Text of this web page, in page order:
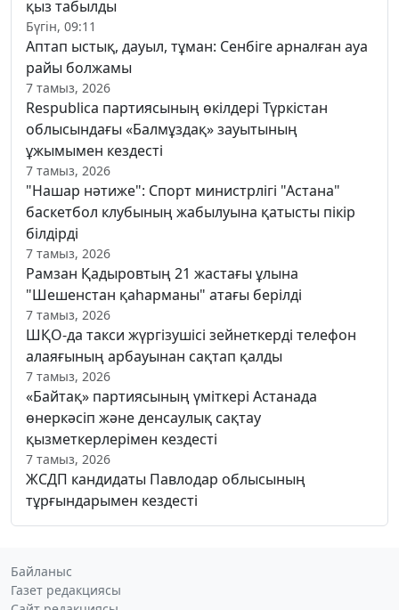
қыз табылды
Бүгін, 09:11
Аптап ыстық, дауыл, тұман: Сенбіге арналған ауа
райы болжамы
7 тамыз, 2026
Respublica партиясының өкілдері Түркістан
облысындағы «Балмұздақ» зауытының
ұжымымен кездесті
7 тамыз, 2026
"Нашар нәтиже": Спорт министрлігі "Астана"
баскетбол клубының жабылуына қатысты пікір
білдірді
7 тамыз, 2026
Рамзан Қадыровтың 21 жастағы ұлына
"Шешенстан қаһарманы" атағы берілді
7 тамыз, 2026
ШҚО-да такси жүргізушісі зейнеткерді телефон
алаяғының арбауынан сақтап қалды
7 тамыз, 2026
«Байтақ» партиясының үміткері Астанада
өнеркәсіп және денсаулық сақтау
қызметкерлерімен кездесті
7 тамыз, 2026
ЖСДП кандидаты Павлодар облысының
тұрғындарымен кездесті
Байланыс
Газет редакциясы